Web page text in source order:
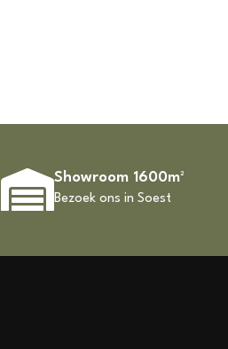
Showroom 1600m²
Bezoek ons in Soest